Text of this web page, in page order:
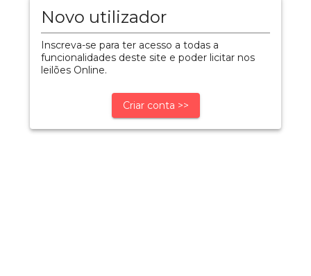
Novo utilizador
Inscreva-se para ter acesso a todas a
funcionalidades deste site e poder licitar nos
leilões Online.
Criar conta >>